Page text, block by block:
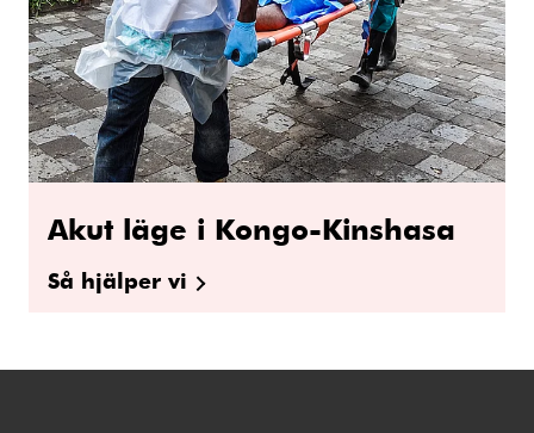
Akut läge i Kongo-Kinshasa
Så hjälper vi